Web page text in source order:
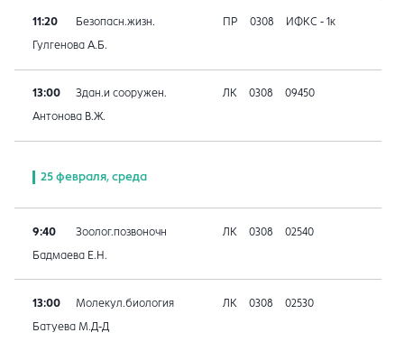
11:20 Безопасн.жизн. ПР 0308 ИФКС - 1к
Гулгенова А.Б.
13:00 Здан.и сооружен. ЛК 0308 09450
Антонова В.Ж.
25 февраля, среда
9:40 Зоолог.позвоночн ЛК 0308 02540
Бадмаева Е.Н.
13:00 Молекул.биология ЛК 0308 02530
Батуева М.Д-Д